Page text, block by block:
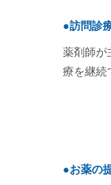
●訪問診
薬剤師が
療を継続
●お薬の